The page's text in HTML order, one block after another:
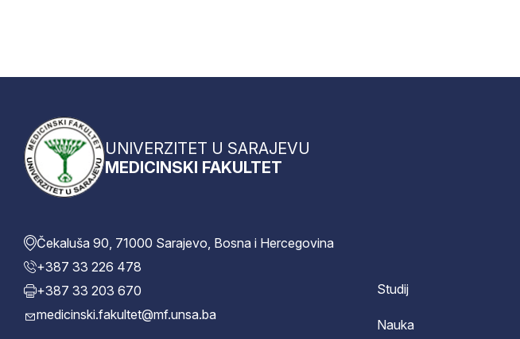
UNIVERZITET U SARAJEVU
MEDICINSKI FAKULTET
Čekaluša 90, 71000 Sarajevo, Bosna i Hercegovina
+387 33 226 478
+387 33 203 670
medicinski.fakultet@mf.unsa.ba
Studij
Nauka